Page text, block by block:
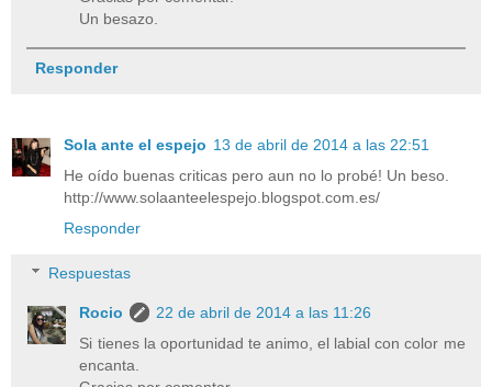
Un besazo.
Responder
Sola ante el espejo 13 de abril de 2014 a las 22:51
He oído buenas criticas pero aun no lo probé! Un beso.
http://www.solaanteelespejo.blogspot.com.es/
Responder
Respuestas
Rocio
22 de abril de 2014 a las 11:26
Si tienes la oportunidad te animo, el labial con color me
encanta.